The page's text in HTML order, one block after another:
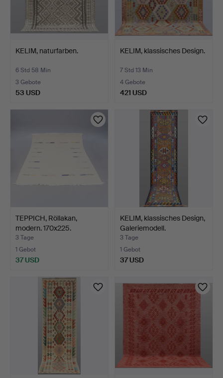
KELIM, naturfarben.
6 Std 58 Min
3 Gebote
53 USD
KELIM, klassisches Design.
7 Std 13 Min
4 Gebote
421 USD
TEPPICH, Röllakan,
modern. 170x225.
3 Tage
1 Gebot
37 USD
KELIM, klassisches Design,
Galeriemodell.
3 Tage
1 Gebot
37 USD